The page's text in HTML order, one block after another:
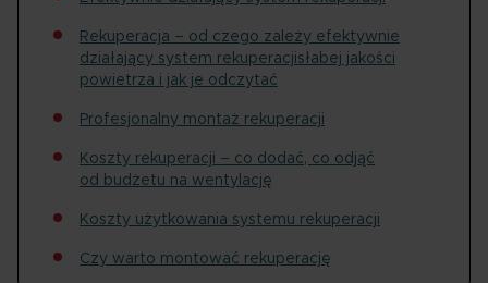
Rekuperacja – od czego zależy efektywnie
działający system rekuperacjisłabej jakości
powietrza i jak je odczytać
Profesjonalny montaż rekuperacji
Koszty rekuperacji – co dodać, co odjąć
od budżetu na wentylację
Koszty użytkowania systemu rekuperacji
Czy warto montować rekuperację